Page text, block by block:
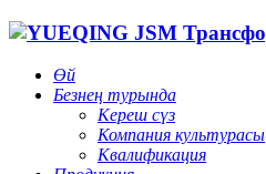
Өй
Безнең турында
Кереш сүз
Компания культурасы
Квалификация